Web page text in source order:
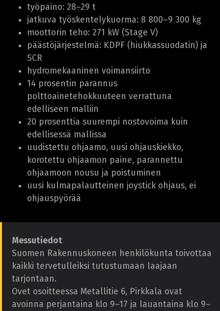
työpaino: 28–29 t
jatkuva työskentelykuorma: 8 800–9 300 kg
moottorin teho: 271 kW (Stage V)
päästöjärjestelmä: KDPF (hiukkassuodatin) ja
SCR
hydromekaaninen voimansiirto
14 prosentin parannus
polttoainetehokkuuteen verrattuna
edelliseen malliin
20 prosenttia suurempi nostovoima kuin
edellisessä mallissa
uudistettu ohjaamo, uusi ohjauskiekko,
korotettu ohjaamon paine, parannettu
ohjaamoon nousu ja poistuminen
uusi kulmapalautteinen joystick ohjaus, ei
ohjauspyörää
Messutiedot
Suomen Rakennuskoneen henkilökunta toivottaa
kaikki tervetulleiksi tutustumaan laajaan
tarjontaan.
Ovet osoitteessa Metallitie 6, Pirkkala ovat
avoinna perjantaina klo 9–17 ja lauantaina klo 9–